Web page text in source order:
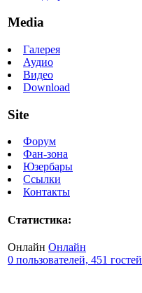
Media
Галерея
Аудио
Видео
Download
Site
Форум
Фан-зона
Юзербары
Ссылки
Контакты
Статистика:
Онлайн Онлайн
0 пользователей, 451 гостей